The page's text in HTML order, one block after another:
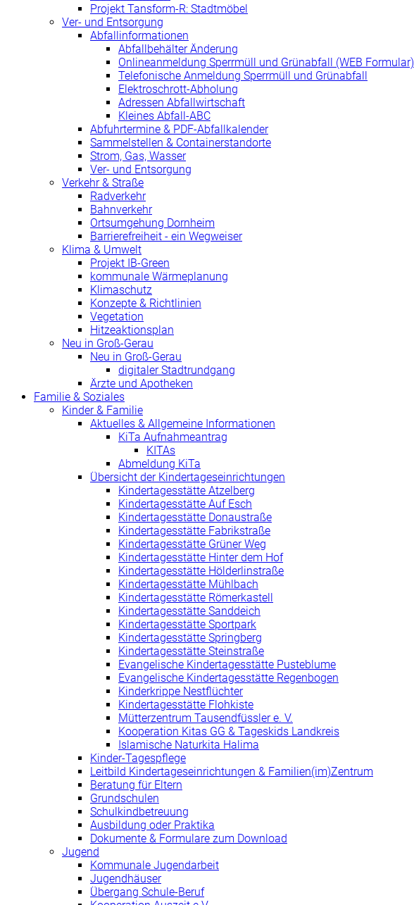
Projekt Tansform-R: Stadtmöbel
Ver- und Entsorgung
Abfallinformationen
Abfallbehälter Änderung
Onlineanmeldung Sperrmüll und Grünabfall (WEB Formular)
Telefonische Anmeldung Sperrmüll und Grünabfall
Elektroschrott-Abholung
Adressen Abfallwirtschaft
Kleines Abfall-ABC
Abfuhrtermine & PDF-Abfallkalender
Sammelstellen & Containerstandorte
Strom, Gas, Wasser
Ver- und Entsorgung
Verkehr & Straße
Radverkehr
Bahnverkehr
Ortsumgehung Dornheim
Barrierefreiheit - ein Wegweiser
Klima & Umwelt
Projekt IB-Green
kommunale Wärmeplanung
Klimaschutz
Konzepte & Richtlinien
Vegetation
Hitzeaktionsplan
Neu in Groß-Gerau
Neu in Groß-Gerau
digitaler Stadtrundgang
Ärzte und Apotheken
Familie & Soziales
Kinder & Familie
Aktuelles & Allgemeine Informationen
KiTa Aufnahmeantrag
KITAs
Abmeldung KiTa
Übersicht der Kindertageseinrichtungen
Kindertagesstätte Atzelberg
Kindertagesstätte Auf Esch
Kindertagesstätte Donaustraße
Kindertagesstätte Fabrikstraße
Kindertagesstätte Grüner Weg
Kindertagesstätte Hinter dem Hof
Kindertagesstätte Hölderlinstraße
Kindertagesstätte Mühlbach
Kindertagesstätte Römerkastell
Kindertagesstätte Sanddeich
Kindertagesstätte Sportpark
Kindertagesstätte Springberg
Kindertagesstätte Steinstraße
Evangelische Kindertagesstätte Pusteblume
Evangelische Kindertagesstätte Regenbogen
Kinderkrippe Nestflüchter
Kindertagesstätte Flohkiste
Mütterzentrum Tausendfüssler e. V.
Kooperation Kitas GG & Tageskids Landkreis
Islamische Naturkita Halima
Kinder-Tagespflege
Leitbild Kindertageseinrichtungen & Familien(im)Zentrum
Beratung für Eltern
Grundschulen
Schulkindbetreuung
Ausbildung oder Praktika
Dokumente & Formulare zum Download
Jugend
Kommunale Jugendarbeit
Jugendhäuser
Übergang Schule-Beruf